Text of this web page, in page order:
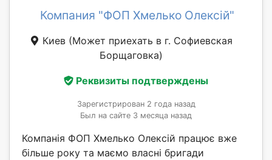
Компания "ФОП Хмелько Олексій"
Киев (Может приехать в г. Софиевская
Борщаговка)
Реквизиты подтверждены
Зарегистрирован 2 года назад
Был на сайте 3 месяца назад
Компанія ФОП Хмелько Олексій працює вже
більше року та маємо власні бригади